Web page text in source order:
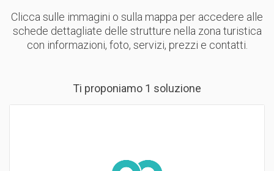
Clicca sulle immagini o sulla mappa per accedere alle
schede dettagliate delle strutture nella zona turistica
con informazioni, foto, servizi, prezzi e contatti.
Ti proponiamo 1 soluzione